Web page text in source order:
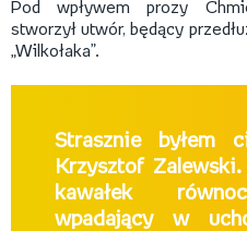
Pod wpływem prozy
stworzył utwór, będący
„Wilkołaka”.
Strasznie byłem
Krzysztof Zalewski.
kawałek
wpadający w